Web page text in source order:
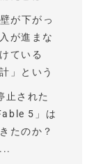
が下がっ
が進まな
ている
」という
止された
5」は
たのか？